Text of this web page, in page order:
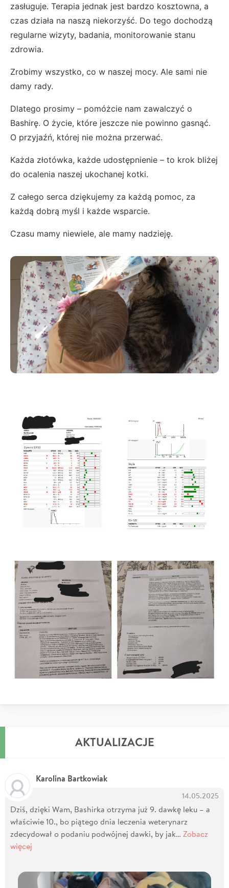
zasługuje. Terapia jednak jest bardzo kosztowna, a
czas działa na naszą niekorzyść. Do tego dochodzą
regularne wizyty, badania, monitorowanie stanu
zdrowia.
Zrobimy wszystko, co w naszej mocy. Ale sami nie
damy rady.
Dlatego prosimy – pomóżcie nam zawalczyć o
Bashirę. O życie, które jeszcze nie powinno gasnąć.
O przyjaźń, której nie można przerwać.
Każda złotówka, każde udostępnienie – to krok bliżej
do ocalenia naszej ukochanej kotki.
Z całego serca dziękujemy za każdą pomoc, za
każdą dobrą myśl i każde wsparcie.
Czasu mamy niewiele, ale mamy nadzieję.
AKTUALIZACJE
Karolina Bartkowiak
14.05.2025
Dziś, dzięki Wam, Bashirka otrzyma już 9. dawkę leku – a
właściwie 10., bo piątego dnia leczenia weterynarz
zdecydował o podaniu podwójnej dawki, by jak… Zobacz
więcej